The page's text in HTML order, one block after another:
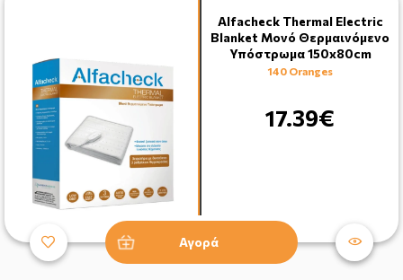
Alfacheck Thermal Electric
Blanket Μονό Θερμαινόμενο
Υπόστρωμα 150x80cm
140 Oranges
17.39€
Αγορά